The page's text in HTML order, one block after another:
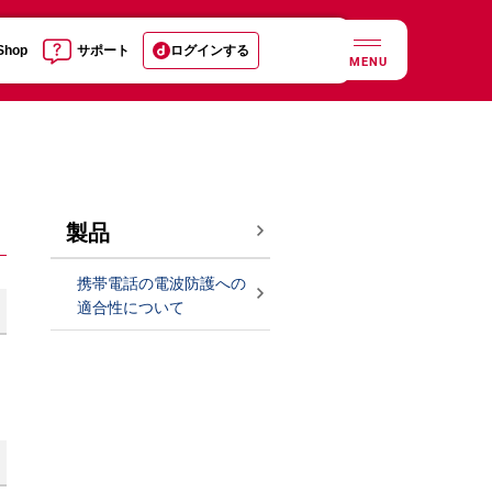
サポート ログインする
MENU
製品
携帯電話の電波防護への
適合性について